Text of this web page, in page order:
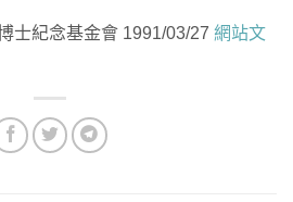
士紀念基金會 1991/03/27 網站文